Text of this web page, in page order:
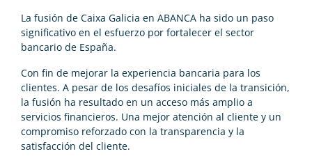
La fusión de Caixa Galicia en ABANCA ha sido un paso
significativo en el esfuerzo por fortalecer el sector
bancario de España.
Con fin de mejorar la experiencia bancaria para los
clientes. A pesar de los desafíos iniciales de la transición,
la fusión ha resultado en un acceso más amplio a
servicios financieros. Una mejor atención al cliente y un
compromiso reforzado con la transparencia y la
satisfacción del cliente.